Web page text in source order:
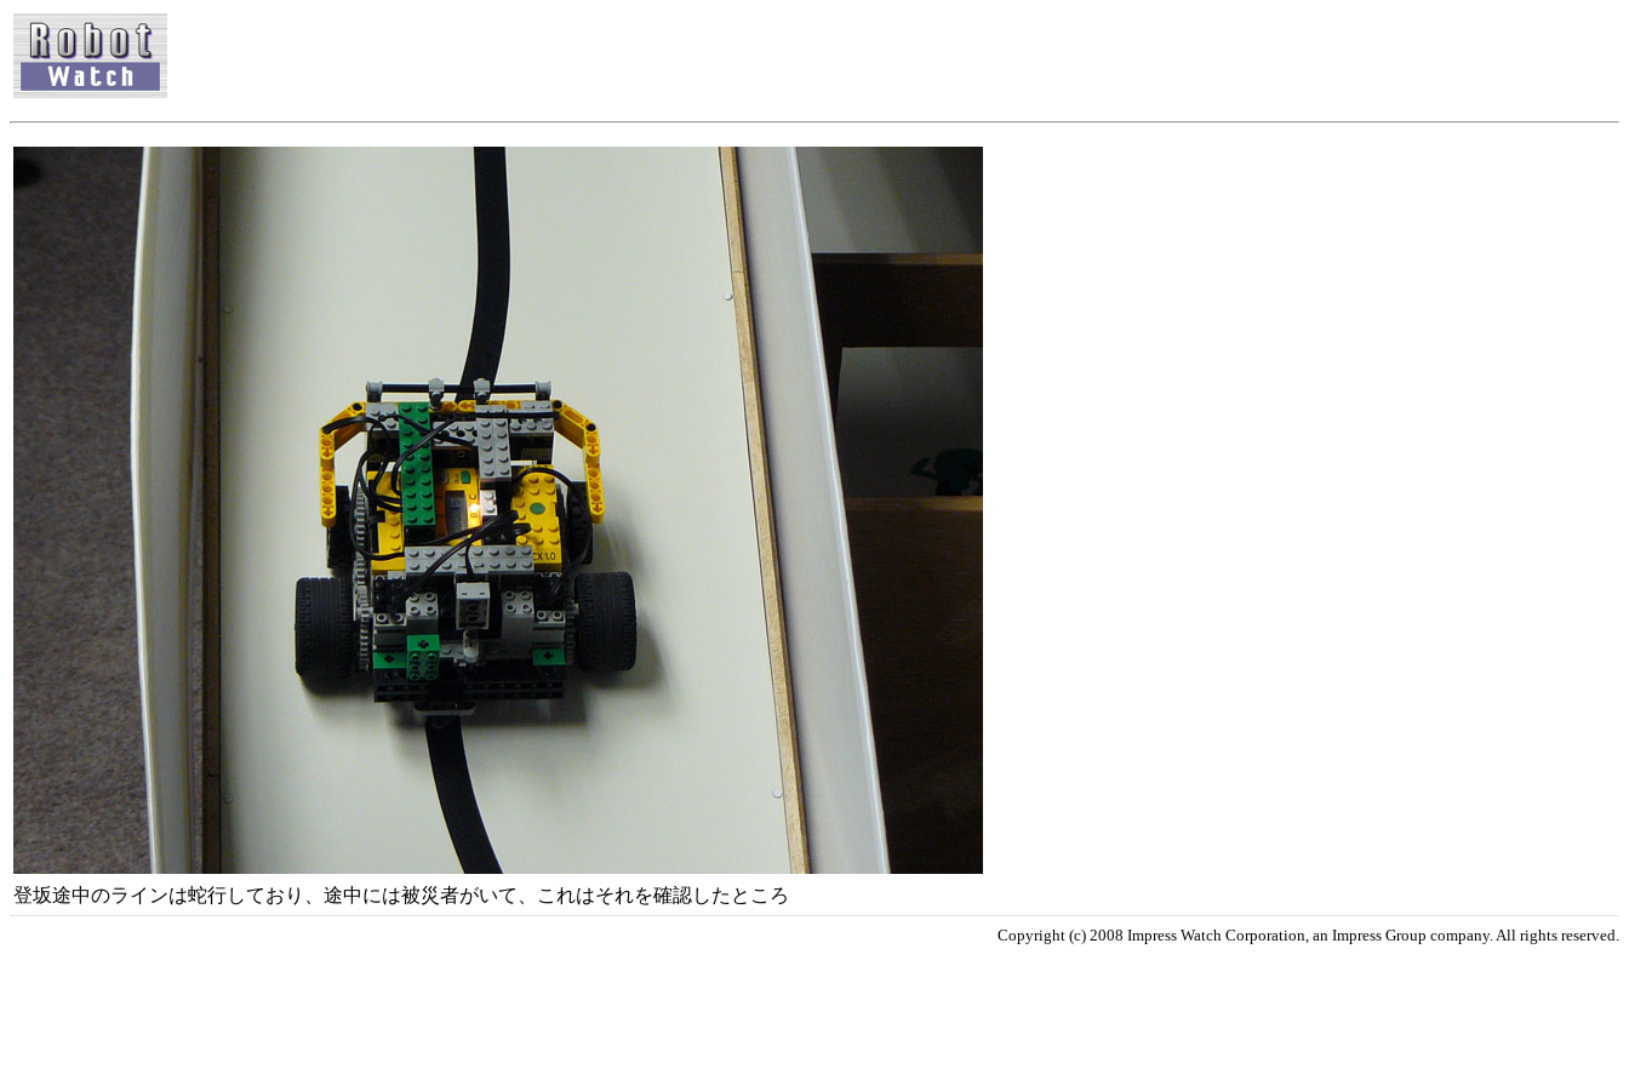
登坂途中のラインは蛇行しており、途中には被災者がいて、これはそれを確認したところ
Copyright (c) 2008 Impress Watch Corporation, an Impress Group company. All rights reserved.